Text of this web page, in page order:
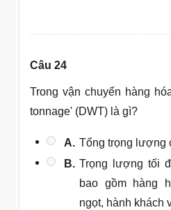
Câu 24
Trong vận chuyển hàng
tonnage' (DWT) là gì?
A. Tổng trọng lượng
B. Trọng lượng tối
bao gồm hàng
ngọt, hành khách